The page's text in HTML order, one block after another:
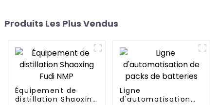
Produits Les Plus Vendus
Équipement de
distillation Shaoxing
Ligne
d'automatisation